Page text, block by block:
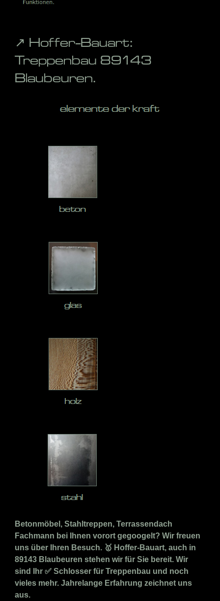
↗️ Hoffer-Bauart:
Treppenbau 89143
Blaubeuren.
Betonmöbel, Stahltreppen, Terrassendach
Fachmann bei Ihnen vorort gegoogelt? Wir freuen
uns über Ihren Besuch. 🥇 Hoffer-Bauart, auch in
89143 Blaubeuren stehen wir für Sie bereit. Wir
sind Ihr ✅ Schlosser für Treppenbau und noch
vieles mehr. Jahrelange Erfahrung zeichnet uns
aus.